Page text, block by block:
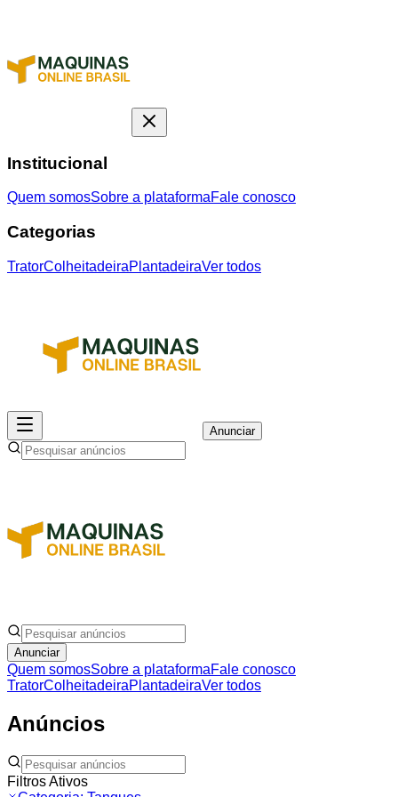
Institucional
Quem somosSobre a plataformaFale conosco
Categorias
TratorColheitadeiraPlantadeiraVer todos
Anunciar
Anunciar
Quem somosSobre a plataformaFale conosco
TratorColheitadeiraPlantadeiraVer todos
Anúncios
Filtros Ativos